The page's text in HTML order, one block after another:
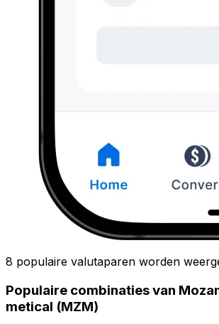
8 populaire valutaparen worden
Populaire combinaties van
metical (MZM)